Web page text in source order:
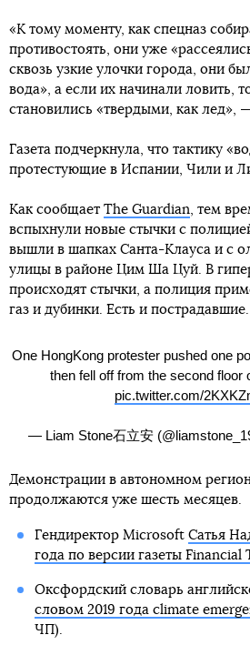
«К тому моменту, как спецназ
противостоять, они уже
сквозь узкие улочки города, они
вода», а если их начинали ловить,
становились «твердыми, как лед»,
Газета подчеркнула, что тактику
протестующие в Испании, Чили и
Как сообщает The Guardian, тем
вспыхнули новые стычки с
вышли в шапках Санта-Клауса и с
улицы в районе Цим Ша Цуй. В
происходят стычки, а полиция
газ и дубинки. Есть и пострадавшие.
One HongKong protester pushed one
then fell off from the second floor
pic.twitter.com/
— Liam Stone石立安
Демонстрации в автономном
продолжаются уже шесть месяцев.
Гендиректор Microsoft Сатья
года по версии газеты Financial
Оксфордский словарь
словом 2019 года climate
ЧП).